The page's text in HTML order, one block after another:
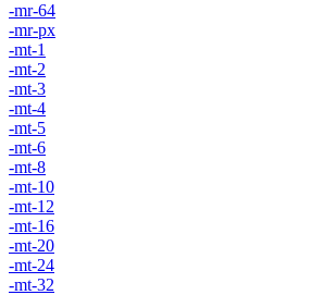
-mr-64
-mr-px
-mt-1
-mt-2
-mt-3
-mt-4
-mt-5
-mt-6
-mt-8
-mt-10
-mt-12
-mt-16
-mt-20
-mt-24
-mt-32